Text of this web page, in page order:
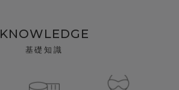
KNOWLEDGE
基礎知識